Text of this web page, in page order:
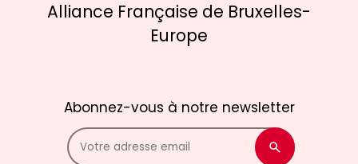
Alliance Française de Bruxelles-
Europe
Abonnez-vous à notre newsletter